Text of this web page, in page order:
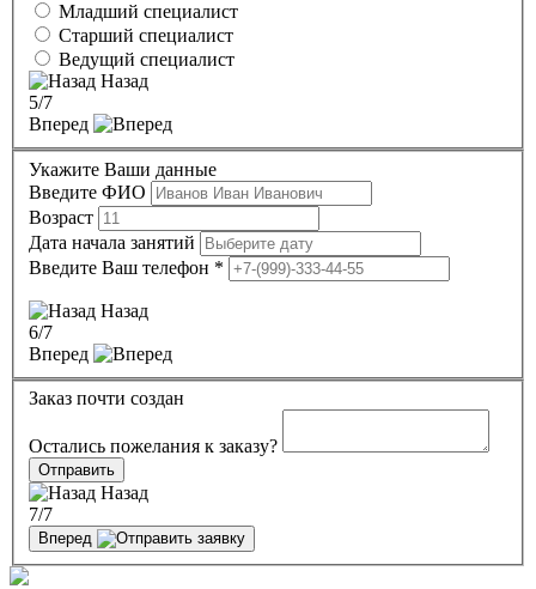
Младший специалист
Старший специалист
Ведущий специалист
Назад
5/7
Вперед
Укажите Ваши данные
Введите ФИО
Возраст
Дата начала занятий
Введите Ваш телефон *
Назад
6/7
Вперед
Заказ почти создан
Остались пожелания к заказу?
Отправить
Назад
7/7
Вперед